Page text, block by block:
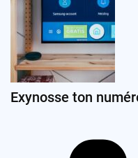
Exynosse ton